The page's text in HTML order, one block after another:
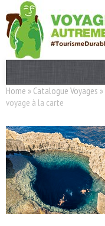
Actualités
Destinations
Acteurs
Thèmes
Home » Catalogue Voyages »
voyage à la carte